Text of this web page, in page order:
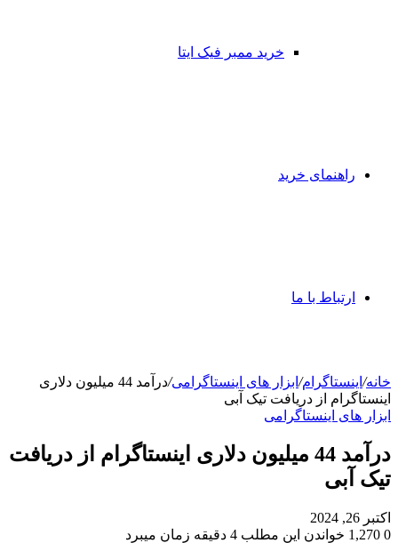
خرید ممبر فیک ایتا
راهنمای خرید
ارتباط با ما
خانه/ اینستاگرام/ ابزار های اینستاگرامی/
درآمد 44 میلیون دلاری
اینستاگرام از دریافت تیک آبی
ابزار های اینستاگرامی
درآمد 44 میلیون دلاری اینستاگرام از دریافت
تیک آبی
اکتبر 26, 2024
0
خواندن این مطلب 4 دقیقه زمان میبرد